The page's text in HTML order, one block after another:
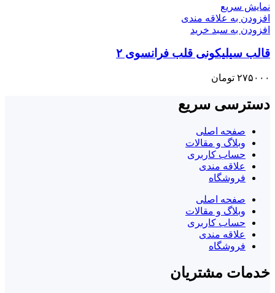
نمایش سریع
افزودن به علاقه مندی
افزودن به سبد خرید
قالب سیلیکونی قلب فرانسوی ۲
۲۷۵۰۰۰ تومان
دسترسی سریع
صفحه اصلی
وبلاگ و مقالات
حساب کاربری
علاقه مندی
فروشگاه
صفحه اصلی
وبلاگ و مقالات
حساب کاربری
علاقه مندی
فروشگاه
خدمات مشتریان